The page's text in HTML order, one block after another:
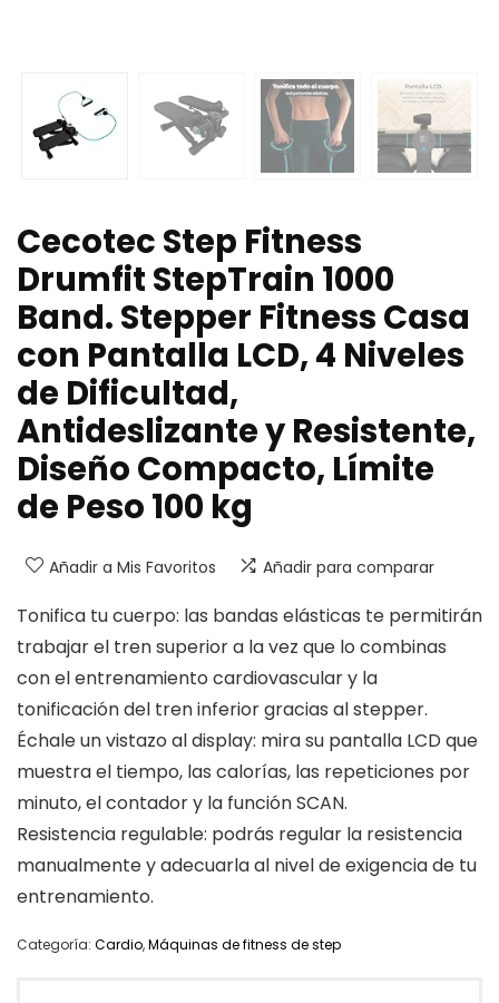
Cecotec Step Fitness
Drumfit StepTrain 1000
Band. Stepper Fitness Casa
con Pantalla LCD, 4 Niveles
de Dificultad,
Antideslizante y Resistente,
Diseño Compacto, Límite
de Peso 100 kg
Añadir a Mis Favoritos Añadir para comparar
Tonifica tu cuerpo: las bandas elásticas te permitirán
trabajar el tren superior a la vez que lo combinas
con el entrenamiento cardiovascular y la
tonificación del tren inferior gracias al stepper.
Échale un vistazo al display: mira su pantalla LCD que
muestra el tiempo, las calorías, las repeticiones por
minuto, el contador y la función SCAN.
Resistencia regulable: podrás regular la resistencia
manualmente y adecuarla al nivel de exigencia de tu
entrenamiento.
Categoría: Cardio,Máquinas de fitness de step